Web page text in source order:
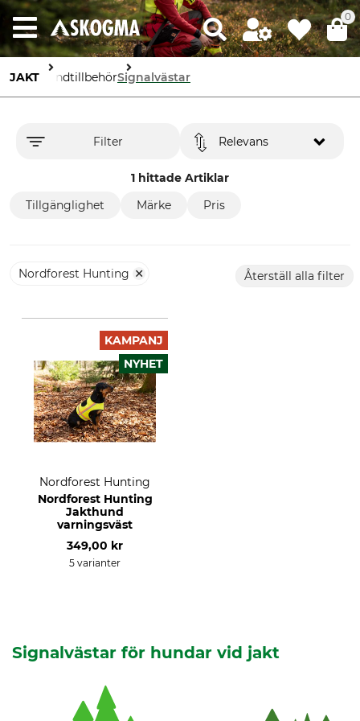
0
JAKT HundtillbehörSignalvästar
Filter
1 hittade Artiklar
Relevans
Tillgänglighet Märke Pris
Nordforest Hunting Återställ alla filter
KAMPANJ
NYHET
Nordforest Hunting
Nordforest Hunting
Jakthund
varningsväst
349,00 kr
5 varianter
Signalvästar för hundar vid jakt